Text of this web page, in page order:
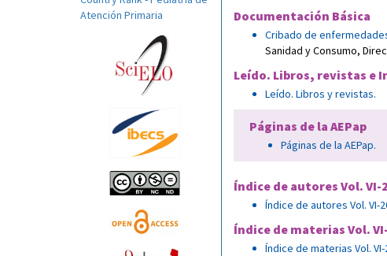
Documentación Básica
Cribado de
Sanidad y Consumo,
Leído. Libros, revistas e
Leído. Libros y revistas.
Páginas de la AEPap
Páginas de la AEPap.
Índice de autores Vol. VI-
Índice de autores Vol. VI-
Índice de materias Vol.
Índice de materias Vol. VI-